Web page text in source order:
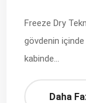
Freeze Dry
gövdenin
kabinde...
Daha